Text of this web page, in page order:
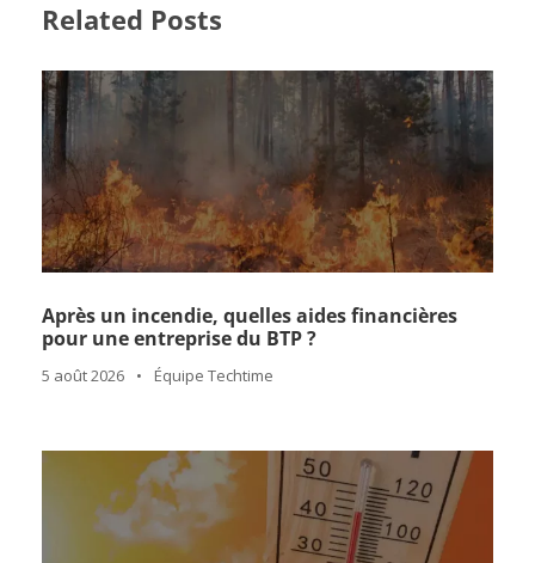
Related Posts
Après un incendie, quelles aides financières
pour une entreprise du BTP ?
5 août 2026 • Équipe Techtime